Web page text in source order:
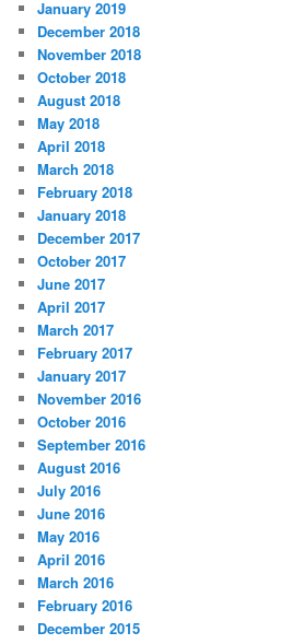
January 2019
December 2018
November 2018
October 2018
August 2018
May 2018
April 2018
March 2018
February 2018
January 2018
December 2017
October 2017
June 2017
April 2017
March 2017
February 2017
January 2017
November 2016
October 2016
September 2016
August 2016
July 2016
June 2016
May 2016
April 2016
March 2016
February 2016
December 2015